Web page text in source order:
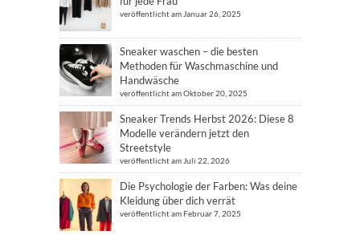
veröffentlicht am Januar 26, 2025
Sneaker waschen – die besten
Methoden für Waschmaschine und
Handwäsche
veröffentlicht am Oktober 20, 2025
Sneaker Trends Herbst 2026: Diese 8
Modelle verändern jetzt den
Streetstyle
veröffentlicht am Juli 22, 2026
Die Psychologie der Farben: Was deine
Kleidung über dich verrät
veröffentlicht am Februar 7, 2025